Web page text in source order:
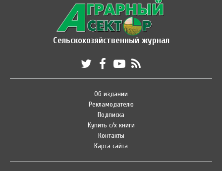
Сельскохозяйственный журнал
Об издании
Рекламодателю
Подписка
Купить с/х книги
Контакты
Карта сайта